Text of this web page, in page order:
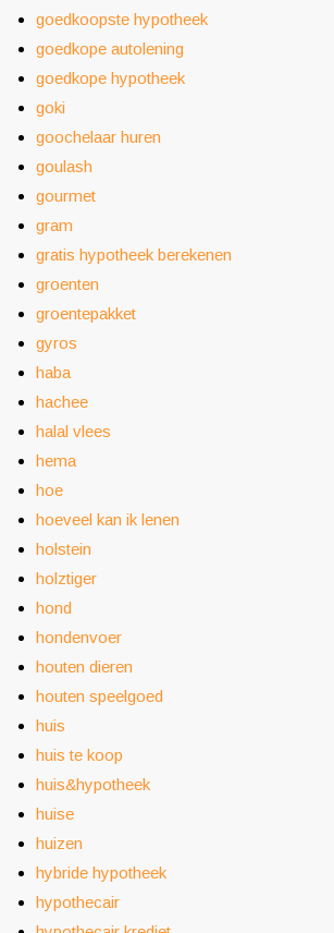
goedkoopste hypotheek
goedkope autolening
goedkope hypotheek
goki
goochelaar huren
goulash
gourmet
gram
gratis hypotheek berekenen
groenten
groentepakket
gyros
haba
hachee
halal vlees
hema
hoe
hoeveel kan ik lenen
holstein
holztiger
hond
hondenvoer
houten dieren
houten speelgoed
huis
huis te koop
huis&hypotheek
huise
huizen
hybride hypotheek
hypothecair